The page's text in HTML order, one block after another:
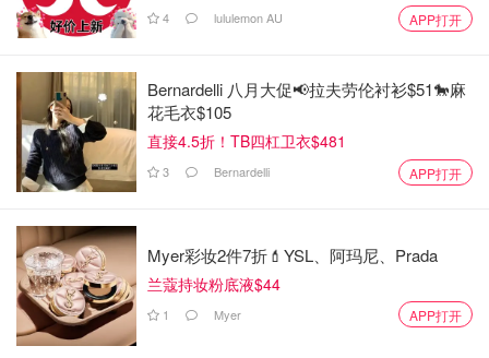
4 lululemon AU APP打开
Bernardelli 八月大促📢拉夫劳伦衬衫$51🐎麻
花毛衣$105
直接4.5折！TB四杠卫衣$481
3 Bernardelli APP打开
Myer彩妆2件7折💄YSL、阿玛尼、Prada
兰蔻持妆粉底液$44
1 Myer APP打开